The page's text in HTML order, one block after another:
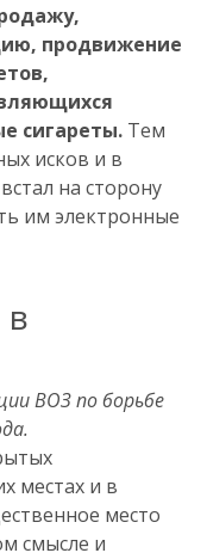
продвижение
сигареты. Тем
исков и в
на сторону
им электронные
в
ВОЗ по борьбе
местах и в
место
смысле и